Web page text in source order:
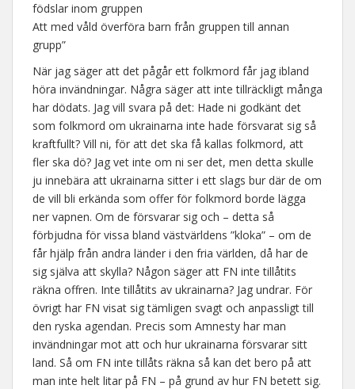
födslar inom gruppen
Att med våld överföra barn från gruppen till annan
grupp”
När jag säger att det pågår ett folkmord får jag ibland
höra invändningar. Några säger att inte tillräckligt många
har dödats. Jag vill svara på det: Hade ni godkänt det
som folkmord om ukrainarna inte hade försvarat sig så
kraftfullt? Vill ni, för att det ska få kallas folkmord, att
fler ska dö? Jag vet inte om ni ser det, men detta skulle
ju innebära att ukrainarna sitter i ett slags bur där de om
de vill bli erkända som offer för folkmord borde lägga
ner vapnen. Om de försvarar sig och – detta så
förbjudna för vissa bland västvärldens ”kloka” – om de
får hjälp från andra länder i den fria världen, då har de
sig själva att skylla? Någon säger att FN inte tillåtits
räkna offren. Inte tillåtits av ukrainarna? Jag undrar. För
övrigt har FN visat sig tämligen svagt och anpassligt till
den ryska agendan. Precis som Amnesty har man
invändningar mot att och hur ukrainarna försvarar sitt
land. Så om FN inte tillåts räkna så kan det bero på att
man inte helt litar på FN – på grund av hur FN betett sig.